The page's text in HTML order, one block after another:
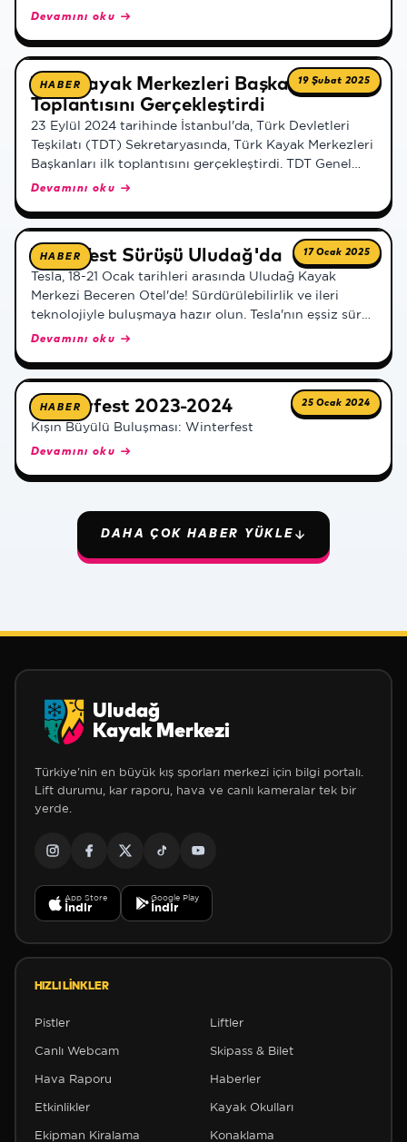
tamamlandı. Zirveye Türkiye'yi temsilen Uludağ Kayak
Devamını oku →
HABER 19 Şubat 2025
Türk Kayak Merkezleri Başkanları İlk
Toplantısını Gerçekleştirdi
23 Eylül 2024 tarihinde İstanbul'da, Türk Devletleri
Teşkilatı (TDT) Sekretaryasında, Türk Kayak Merkezleri
Başkanları ilk toplantısını gerçekleştirdi. TDT Genel
Sekreter Yardımcısı Dr. Mirvokhid Azimov'un başkanlık
Temsilcisi Burak
Devamını oku →
HABER 17 Ocak 2025
Tesla Test Sürüşü Uludağ'da
Tesla, 18-21 Ocak tarihleri arasında Uludağ Kayak
Merkezi Beceren Otel'de! Sürdürülebilirlik ve ileri
teknolojiyle buluşmaya hazır olun. Tesla'nın eşsiz sürüş
deneyimini keşfetmek ve geleceğin otomobilini
Devamını oku →
HABER 25 Ocak 2024
Winterfest 2023-2024
Kışın Büyülü Buluşması: Winterfest
Devamını oku →
DAHA ÇOK HABER YÜKLE
Uludağ
Kayak Merkezi
Türkiye'nin en büyük kış sporları merkezi için bilgi portalı.
Lift durumu, kar raporu, hava ve canlı kameralar tek bir
yerde.
App Store
İndir
Google Play
İndir
HIZLI LINKLER
Pistler Liftler
Canlı Webcam Skipass & Bilet
Hava Raporu Haberler
Etkinlikler Kayak Okulları
Ekipman Kiralama Konaklama